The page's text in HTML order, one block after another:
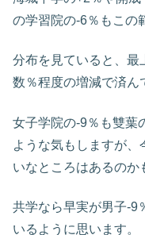
の学習院の-6％もこの
分布を見ていると、最
数％程度の増減で済ん
女子学院の-9％も雙葉
ような気もしますが、
いなところはあるのか
共学なら早実が男子-9
いるように思います。